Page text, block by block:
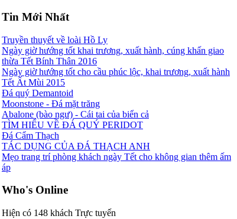
Tin Mới Nhất
Truyền thuyết về loài Hồ Ly
Ngày giờ hướng tốt khai trương, xuất hành, cúng khấn giao
thừa Tết Bính Thân 2016
Ngày giờ hướng tốt cho cầu phúc lộc, khai trương, xuất hành
Tết Ất Mùi 2015
Đá quý Demantoid
Moonstone - Đá mặt trăng
Abalone (bào ngư) - Cái tai của biển cả
TÌM HIỂU VỀ ĐÁ QUÝ PERIDOT
Đá Cẩm Thạch
TÁC DỤNG CỦA ĐÁ THẠCH ANH
Mẹo trang trí phòng khách ngày Tết cho không gian thêm ấm
áp
Who's Online
Hiện có 148 khách Trực tuyến